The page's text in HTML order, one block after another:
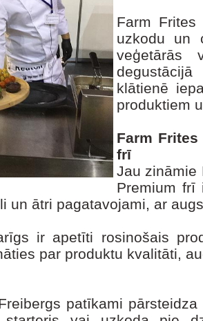
Farm
uzkodu un
veģetārās
klātienē
produktiem
Farm
frī
Jau zināmie
Premium frī
un ātri pagatavojami, ar
ir apetīti rosinošais
par produktu kvalitāti,
patīkami